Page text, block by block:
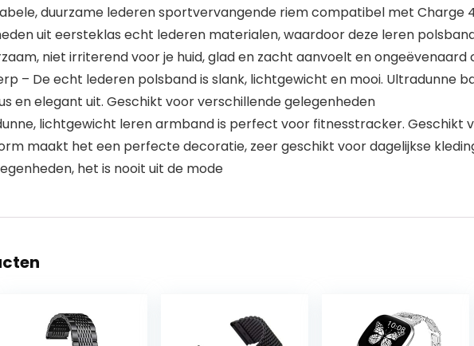
duurzame lederen sportvervangende riem compatibel met
uit eersteklas echt lederen materialen, waardoor deze leren
niet irriterend voor je huid, glad en zacht aanvoelt en
– De echt lederen polsband is slank, lichtgewicht en mooi. Ultradunne
en elegant uit. Geschikt voor verschillende gelegenheden
lichtgewicht leren armband is perfect voor fitnesstracker. Geschikt
maakt het een perfecte decoratie, zeer geschikt voor dagelijkse
het is nooit uit de mode